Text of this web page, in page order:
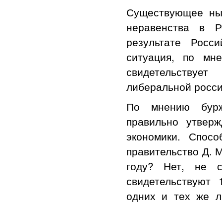
Существующее
неравенства в
результате
ситуация, по
либеральной
По мнению
правильно
экономики.
правительство Д.
году? Нет, не
одних и тех же